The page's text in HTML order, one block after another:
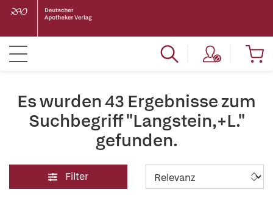
Es wurden 43 Ergebnisse zum
Suchbegriff "Langstein,+L."
gefunden.
Filter